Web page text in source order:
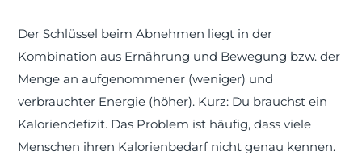
Der Schlüssel beim Abnehmen liegt in der
Kombination aus Ernährung und Bewegung bzw. der
Menge an aufgenommener (weniger) und
verbrauchter Energie (höher). Kurz: Du brauchst ein
Kaloriendefizit. Das Problem ist häufig, dass viele
Menschen ihren Kalorienbedarf nicht genau kennen.